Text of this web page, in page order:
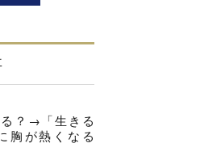
？→「生きる
胸が熱くなる